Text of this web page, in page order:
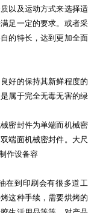
以及运动方式来选择适
足一定的要求。或者采
的特长，达到更加全面
好的保持其新鲜程度的
属于完全无毒无害的绿
密封件为单端而机械密
端面机械密封件。大尺
作设备容
在到印刷会有很多道工
这种手续，需要烘烤的